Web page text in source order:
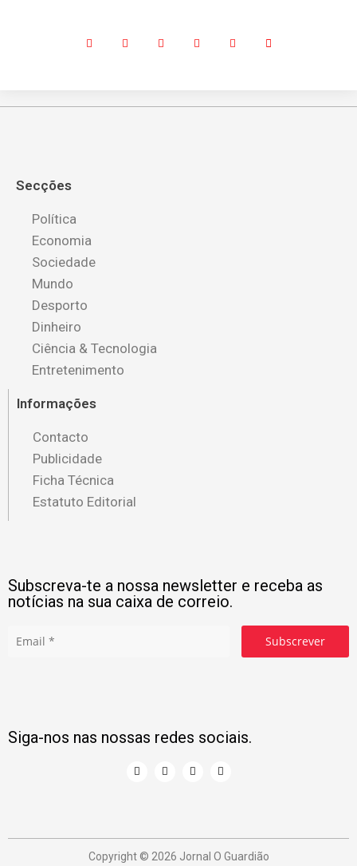
Secções
Política
Economia
Sociedade
Mundo
Desporto
Dinheiro
Ciência & Tecnologia
Entretenimento
Informações
Contacto
Publicidade
Ficha Técnica
Estatuto Editorial
Subscreva-te a nossa newsletter e receba as
notícias na sua caixa de correio.
Subscrever
Siga-nos nas nossas redes sociais.
Copyright © 2026 Jornal O Guardião